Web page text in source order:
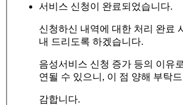
서비스 신청이 완료되었습니다.
신청하신 내역에 대한 처리 완료
내 드리도록 하겠습니다.
음성서비스 신청 증가 등의 이유
연될 수 있으니, 이 점 양해 부탁
감합니다.